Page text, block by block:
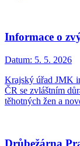
Informace o
Datum: 5. 5. 2026
Krajský úřad JMK
ČR se zvláštním
těhotných žen a